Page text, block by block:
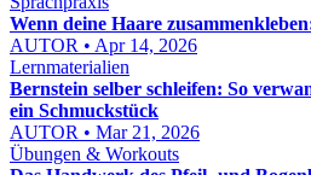
Wenn deine Haare
AUTOR • Apr 14, 2026
Lernmaterialien
Bernstein selber schleifen: So
ein Schmuckstück
AUTOR • Mar 21, 2026
Übungen & Workouts